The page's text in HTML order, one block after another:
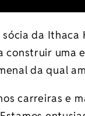
da Ithaca
construir uma
da qual
carreiras e